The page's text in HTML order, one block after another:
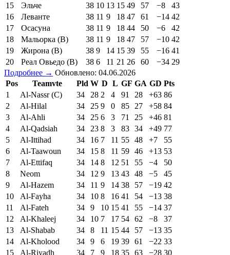
15
Эльче 38 10 13 15 49 57 −8
43
16
Леванте 38 11 9 18 47 61 −14 42
17
Осасуна 38 11 9 18 44 50 −6
42
18
Мальорка (В) 38 11 9 18 47 57 −10 42
19
Жирона (В) 38 9 14 15 39 55 −16 41
20
Реал Овьедо (В) 38 6 11 21 26 60 −34 29
Подробнее → Обновлено: 04.06.2026
Pos
Teamvte Pld W D L GF GA GD Pts
1
Al-Nassr (C) 34 28 2 4 91 28 +63 86
2
Al-Hilal 34 25 9 0 85 27 +58 84
3
Al-Ahli 34 25 6 3 71 25 +46 81
4
Al-Qadsiah 34 23 8 3 83 34 +49 77
5
Al-Ittihad 34 16 7 11 55 48 +7
55
6
Al-Taawoun 34 15 8 11 59 46 +13 53
7
Al-Ettifaq 34 14 8 12 51 55 −4
50
8
Neom 34 12 9 13 43 48 −5
45
9
Al-Hazem 34 11 9 14 38 57 −19 42
10
Al-Fayha 34 10 8 16 41 54 −13 38
11
Al-Fateh 34 9 10 15 41 55 −14 37
12
Al-Khaleej 34 10 7 17 54 62 −8
37
13
Al-Shabab 34 8 11 15 44 57 −13 35
14
Al-Kholood 34 9 6 19 39 61 −22 33
15
Al-Riyadh 34 7 9 18 35 63 −28 30